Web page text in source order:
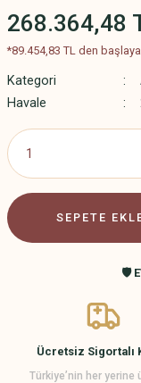
268.364,48
*89.454,83 TL den
Kategori
Havale
SEPETE
🛡️
Ücretsiz Sigortalı
Türkiye’nin her yerine